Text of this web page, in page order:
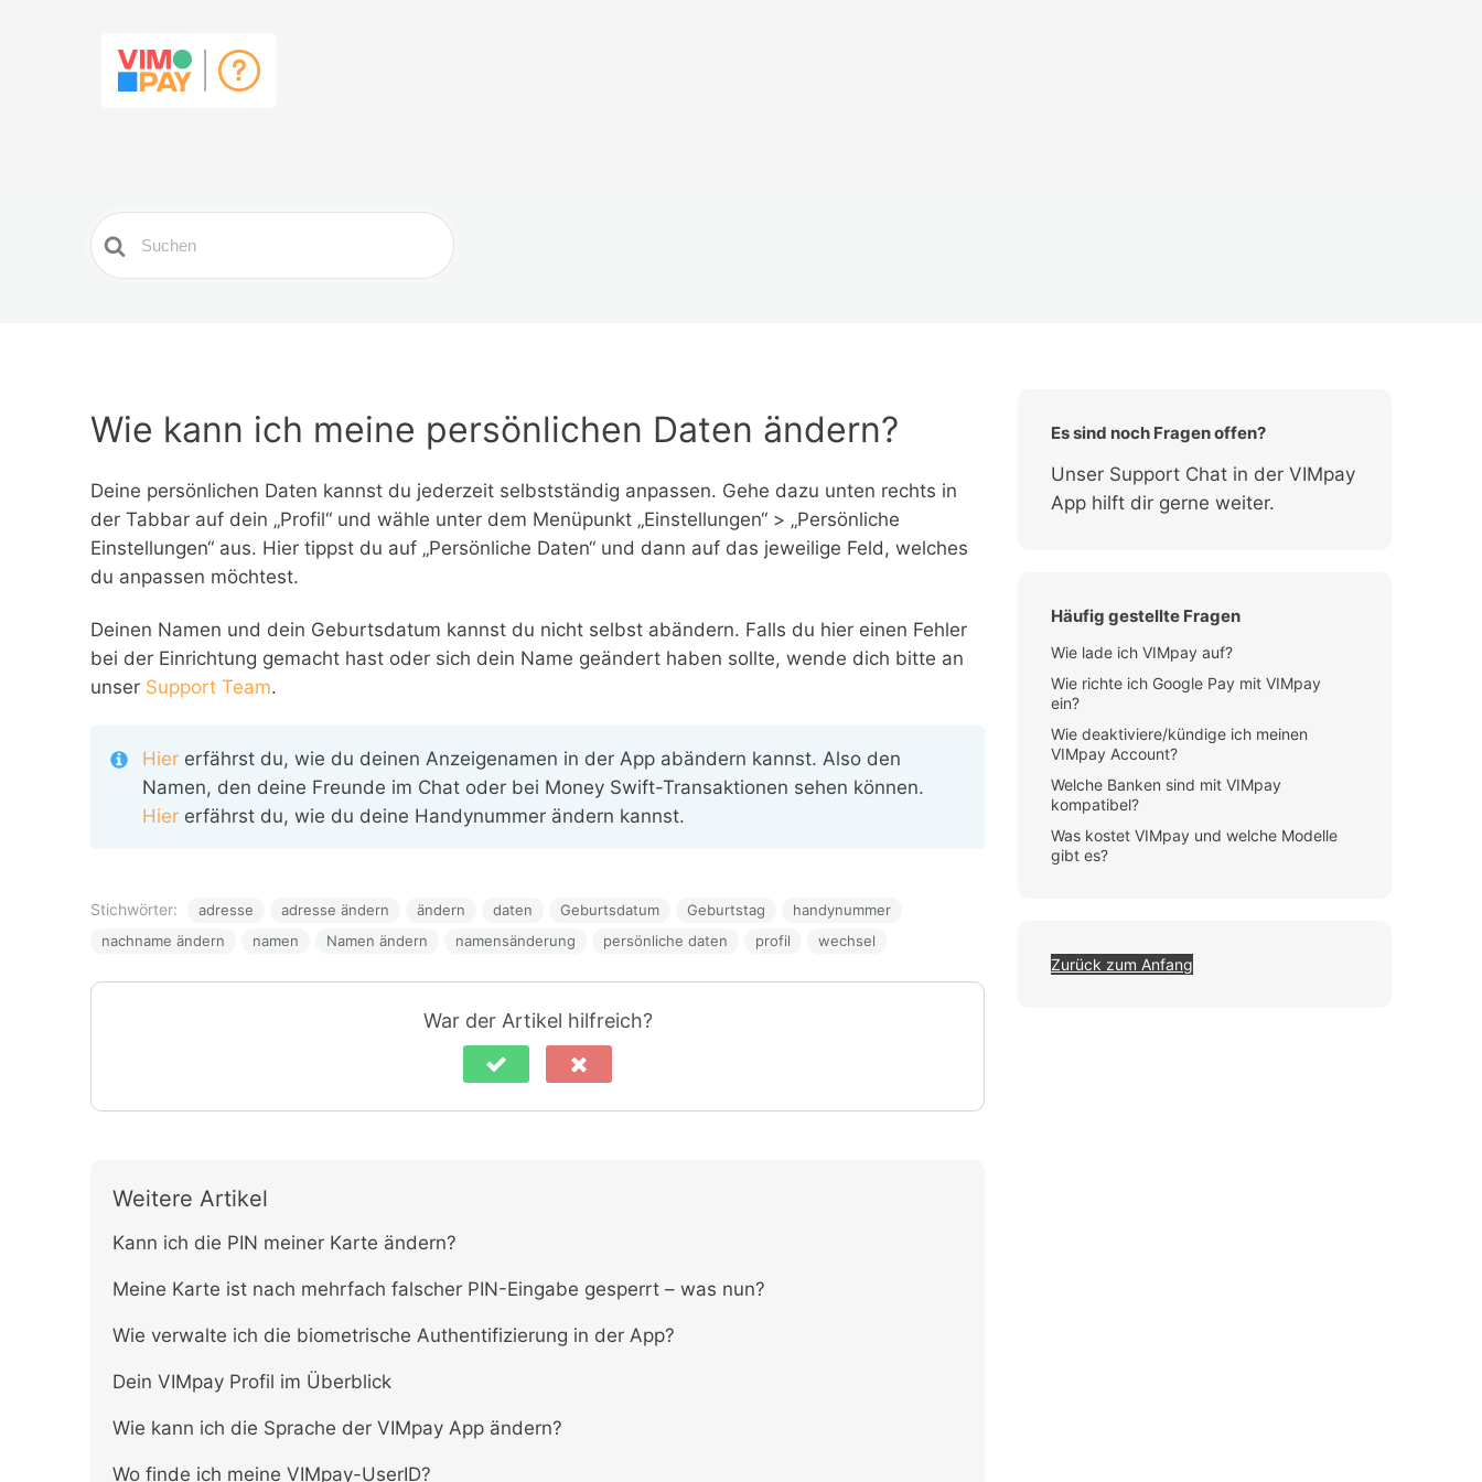
Search
For
Wie kann ich meine persönlichen Daten ändern?
Deine persönlichen Daten kannst du jederzeit selbstständig anpassen. Gehe dazu unten rechts in
der Tabbar auf dein „Profil“ und wähle unter dem Menüpunkt „Einstellungen“ > „Persönliche
Einstellungen“ aus. Hier tippst du auf „Persönliche Daten“ und dann auf das jeweilige Feld, welches
du anpassen möchtest.
Deinen Namen und dein Geburtsdatum kannst du nicht selbst abändern. Falls du hier einen Fehler
bei der Einrichtung gemacht hast oder sich dein Name geändert haben sollte, wende dich bitte an
unser Support Team.
Hiererfährst du, wie du deinen Anzeigenamen in der App abändern kannst. Also den
Namen, den deine Freunde im Chat oder bei Money Swift-Transaktionen sehen können.
Hiererfährst du, wie du deine Handynummer ändern kannst.
Stichwörter: adresse adresse ändern ändern daten Geburtsdatum Geburtstag
handynummer
nachname ändern
namen Namen ändern namensänderung persönliche daten profil wechsel
War der Artikel hilfreich?
Weitere Artikel
Kann ich die PIN meiner Karte ändern?
Meine Karte ist nach mehrfach falscher PIN-Eingabe gesperrt – was nun?
Wie verwalte ich die biometrische Authentifizierung in der App?
Dein VIMpay Profil im Überblick
Wie kann ich die Sprache der VIMpay App ändern?
Wo finde ich meine VIMpay-UserID?
Es sind noch Fragen offen?
Unser Support Chat in der VIMpay
App hilft dir gerne weiter.
Häufig gestellte Fragen
Wie lade ich VIMpay auf?
Wie richte ich Google Pay mit VIMpay
ein?
Wie deaktiviere/kündige ich meinen
VIMpay Account?
Welche Banken sind mit VIMpay
kompatibel?
Was kostet VIMpay und welche Modelle
gibt es?
Zurück zum Anfang